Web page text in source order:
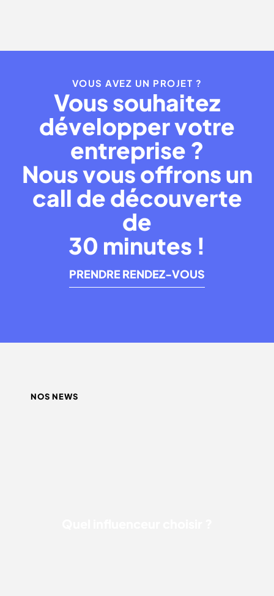
VOUS AVEZ UN PROJET ?
Vous souhaitez
développer votre
entreprise ?
Nous vous offrons un
call de découverte
de
30 minutes !
PRENDRE RENDEZ-VOUS
NOS NEWS